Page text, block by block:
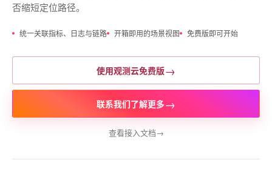
否缩短定位路径。
统一关联指标、日志与链路 开箱即用的场景视图 免费版即可开始
使用观测云免费版→
联系我们了解更多→
查看接入文档→